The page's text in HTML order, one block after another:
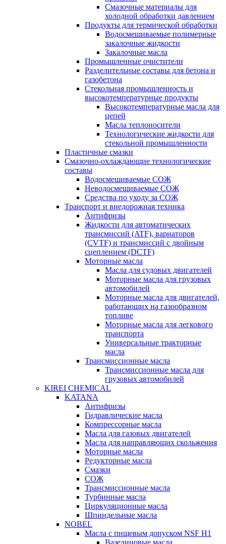
Смазочные материалы для
холодной обработки давлением
Продукты для термической обработки
Водосмешиваемые полимерные
закалочные жидкости
Закалочные масла
Промышленные очистители
Разделительные составы для бетона и
газобетона
Стекольная промышленность и
высокотемпературные продукты
Высокотемпературные масла для
цепей
Масла теплоносители
Технологические жидкости для
стекольной промышленности
Пластичные смазки
Смазочно-охлаждающие технологические
составы
Водосмешиваемые СОЖ
Неводосмешиваемые СОЖ
Средства по уходу за СОЖ
Транспорт и внедорожная техника
Антифризы
Жидкости для автоматических
трансмиссий (ATF), вариаторов
(CVTF) и трансмиссий с двойным
сцеплением (DCTF)
Моторные масла
Масла для судовых двигателей
Моторные масла для грузовых
автомобилей
Моторные масла для двигателей,
работающих на газообразном
топливе
Моторные масла для легкового
транспорта
Универсальные тракторные
масла
Трансмиссионные масла
Трансмиссионные масла для
грузовых автомобилей
KIREI CHEMICAL
KATANA
Антифризы
Гидравлические масла
Компрессорные масла
Масла для газовых двигателей
Масла для направляющих скольжения
Моторные масла
Редукторные масла
Смазки
СОЖ
Трансмиссионные масла
Турбинные масла
Циркуляционные масла
Шпиндельные масла
NOBEL
Масла с пищевым допуском NSF H1
Вазелиновые масла